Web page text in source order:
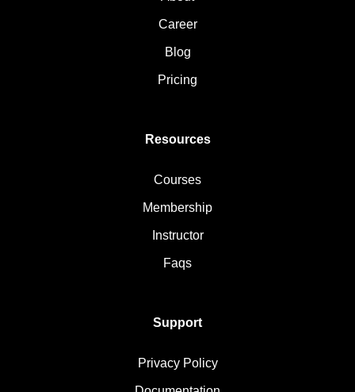
Career
Blog
Pricing
Resources
Courses
Membership
Instructor
Faqs
Support
Privacy Policy